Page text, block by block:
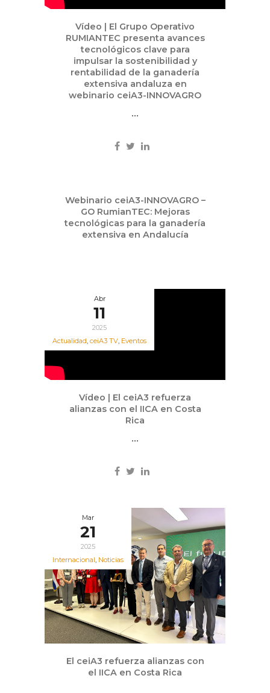
Vídeo | El Grupo Operativo
RUMIANTEC presenta avances
tecnológicos clave para
impulsar la sostenibilidad y
rentabilidad de la ganadería
extensiva andaluza en
webinario ceiA3-INNOVAGRO
...
22
2025
Webinario ceiA3-INNOVAGRO –
GO RumianTEC: Mejoras
tecnológicas para la ganadería
extensiva en Andalucía
Abr
11
2025
Actualidad, ceiA3 TV, Eventos
Vídeo | El ceiA3 refuerza
alianzas con el IICA en Costa
Rica
...
Mar
21
2025
Internacional, Noticias
El ceiA3 refuerza alianzas con
el IICA en Costa Rica